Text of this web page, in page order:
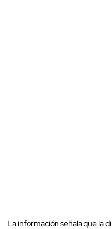
La información señala que la